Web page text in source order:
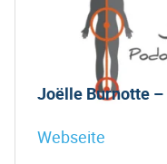
Joëlle Burnotte –
Webseite